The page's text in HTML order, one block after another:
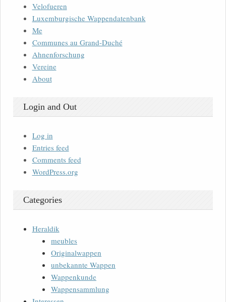
Velofueren
Luxemburgische Wappendatenbank
Me
Communes au Grand-Duché
Ahnenforschung
Vereine
About
Login and Out
Log in
Entries feed
Comments feed
WordPress.org
Categories
Heraldik
meubles
Originalwappen
unbekannte Wappen
Wappenkunde
Wappensammlung